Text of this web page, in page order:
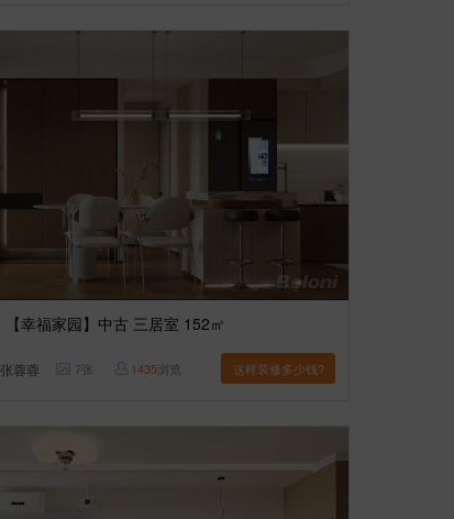
【幸福家园】中古 三居室 152㎡
张蓉蓉 7张 1435浏览 这样装修多少钱?